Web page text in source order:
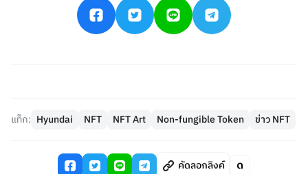
แท็ก: Hyundai NFT NFT Art Non-fungible Token ข่าว NFT
คัดลอกลิงค์